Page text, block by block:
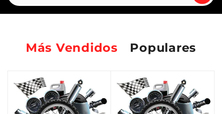
Más Vendidos Populares